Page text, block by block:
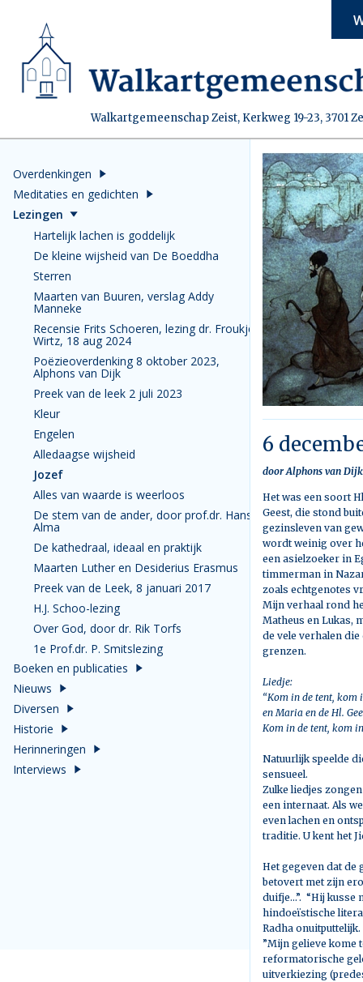
Walkartgemeenschap Zeist, Kerkweg 19-23, 3701
Overdenkingen
Meditaties en gedichten
Lezingen
Hartelijk lachen is goddelijk
De kleine wijsheid van De Boeddha
Sterren
Maarten van Buuren, verslag Addy
Manneke
Recensie Frits Schoeren, lezing dr. Froukje
Wirtz, 18 aug 2024
Poëzieoverdenking 8 oktober 2023,
Alphons van Dijk
Preek van de leek 2 juli 2023
Kleur
Engelen
Alledaagse wijsheid
Jozef
Alles van waarde is weerloos
De stem van de ander, door prof.dr. Hans
Alma
De kathedraal, ideaal en praktijk
Maarten Luther en Desiderius Erasmus
Preek van de Leek, 8 januari 2017
H.J. Schoo-lezing
Over God, door dr. Rik Torfs
1e Prof.dr. P. Smitslezing
Boeken en publicaties
Nieuws
Diversen
Historie
Herinneringen
Interviews
6
door Alphons van Dijk
Het was een soort
Geest, die stond
gezinsleven van
wordt weinig over
een asielzoeker in
timmerman in
zoals echtgenotes
Mijn verhaal rond
Matheus en Lukas,
de vele verhalen
grenzen.
Liedje:
“Kom in de tent, kom
en Maria en de Hl.
Kom in de tent, kom
Natuurlijk speelde
sensueel.
Zulke liedjes
een internaat. Als
even lachen en
traditie. U kent het
Het gegeven dat de
betovert met zijn
duifje...”. “Hij
hindoeïstische
Radha
”Mijn gelieve kome
reformatorische
uitverkiezing